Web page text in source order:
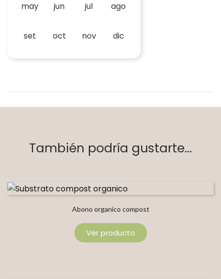
may jun jul ago
set oct nov dic
También podría gustarte...
Abono organico compost
Ver producto